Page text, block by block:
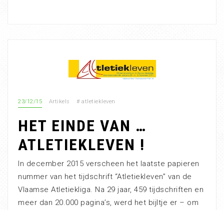
23/12/15 Artikels # atletiekleven
HET EINDE VAN …
ATLETIEKLEVEN !
In december 2015 verscheen het laatste papieren
nummer van het tijdschrift “Atletiekleven” van de
Vlaamse Atletiekliga. Na 29 jaar, 459 tijdschriften en
meer dan 20.000 pagina’s, werd het bijltje er – om